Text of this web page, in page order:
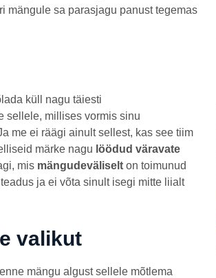
mängule sa parasjagu panust tegemas
küll nagu täiesti
sellele, millises vormis sinu
me ei räägi ainult sellest, kas see tiim
märke nagu löödud väravate
mis mängudeväliselt on toimunud
ja ei võta sinult isegi mitte liialt
valikut
mängu algust sellele mõtlema